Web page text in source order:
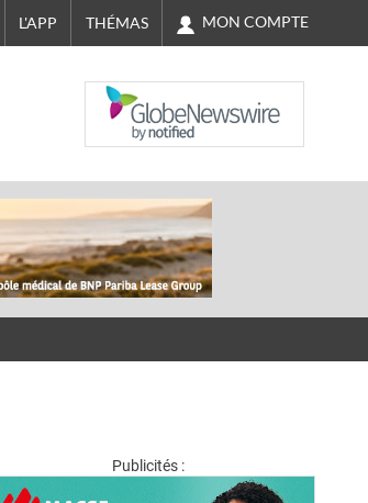
L'APP THÉMAS MON COMPTE
NASDAQ
Publicités :